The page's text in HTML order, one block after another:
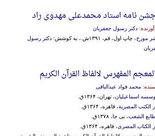
نامه استاد محمدعلی مهدوی راد
دکتر رسول جعفریان
مورخ، چاپ اول، قم، ۱۳۹۱ش.، به کوشش:
دکتر رسول
المفهرس لالفاظ القرآن الکریم
محمد فواد عبدالباقی
اسماعیلیان، تهران، ۱۳۶۴ق.
الکتب المصریة، قاهره، ۱۳۶۴ق.
الشعب، بی جا، ۱۳۷۸ق.
الکتاب المصری، قاهره، ۱۳۶۴ق.